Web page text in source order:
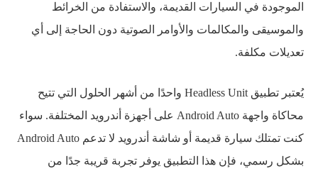
الموجودة في السيارات القديمة، والاستفادة من الخرائط
والموسيقى والمكالمات والأوامر الصوتية دون الحاجة إلى أي
تعديلات مكلفة.
يُعتبر تطبيق Headless Unit واحدًا من أشهر الحلول التي تتيح
محاكاة واجهة Android Auto على أجهزة أندرويد المختلفة. سواء
كنت تمتلك سيارة قديمة أو شاشة أندرويد لا تدعم Android Auto
بشكل رسمي، فإن هذا التطبيق يوفر تجربة قريبة جدًا من